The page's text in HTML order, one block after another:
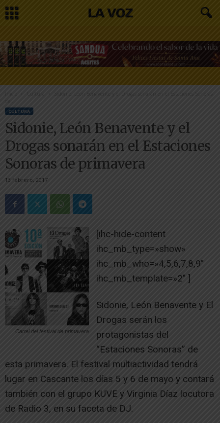
Inicio Cultura
Sidonie, León Benavente y el Drogas sonarán en el Estaciones Sonoras
CULTURA
Sidonie, León Benavente y el
Drogas sonarán en el Estaciones
Sonoras de primavera
13 febrero, 2017
Cartel del festival de primavera
[ihc-hide-content
ihc_mb_type=»show»
ihc_mb_who=»4,5,6,7,8,9″
ihc_mb_template=»2″ ]
Sidonie, León Benavente y El
Drogas serán los
protagonistas del
“Estaciones Sonoras” de
esta primavera. El festival multiactividad tendrá
lugar en Cascante los días 5 y 6 de mayo y contará
también con el grupo KUVE y Virginia Díaz locutora
de Radio 3, en su faceta de DJ.